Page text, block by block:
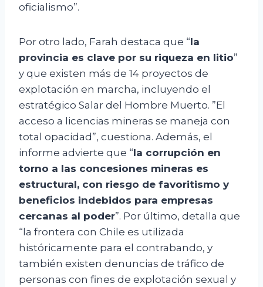
oficialismo”.
Por otro lado, Farah destaca que “la
provincia es clave por su riqueza en litio”
y que existen más de 14 proyectos de
explotación en marcha, incluyendo el
estratégico Salar del Hombre Muerto. ”El
acceso a licencias mineras se maneja con
total opacidad”, cuestiona. Además, el
informe advierte que “la corrupción en
torno a las concesiones mineras es
estructural, con riesgo de favoritismo y
beneficios indebidos para empresas
cercanas al poder”. Por último, detalla que
“la frontera con Chile es utilizada
históricamente para el contrabando, y
también existen denuncias de tráfico de
personas con fines de explotación sexual y